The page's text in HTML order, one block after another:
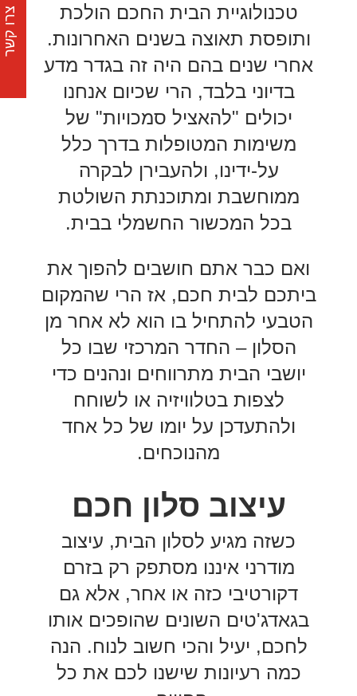
טכנולוגיית הבית החכם הולכת
ותופסת תאוצה בשנים האחרונות.
אחרי שנים בהם היה זה בגדר מדע
בדיוני בלבד, הרי שכיום אנחנו
יכולים "להאציל סמכויות" של
משימות המטופלות בדרך כלל
על-ידינו, ולהעבירן לבקרה
ממוחשבת ומתוכנתת השולטת
בכל המכשור החשמלי בבית.
ואם כבר אתם חושבים להפוך את
ביתכם לבית חכם, אז הרי שהמקום
הטבעי להתחיל בו הוא לא אחר מן
הסלון – החדר המרכזי שבו כל
יושבי הבית מתרווחים ונהנים כדי
לצפות בטלוויזיה או לשוחח
ולהתעדכן על יומו של כל אחד
מהנוכחים.
עיצוב סלון חכם
כשזה מגיע לסלון הבית, עיצוב
מודרני איננו מסתפק רק בזרם
דקורטיבי כזה או אחר, אלא גם
בגאדג'טים השונים שהופכים אותו
לחכם, יעיל והכי חשוב לנוח. הנה
כמה רעיונות שישנו לכם את כל
צרו קשר